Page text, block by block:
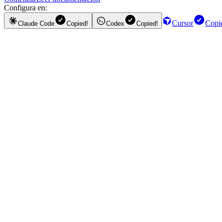
Configura en:
Claude Code Copied! Codex Copied! Cursor